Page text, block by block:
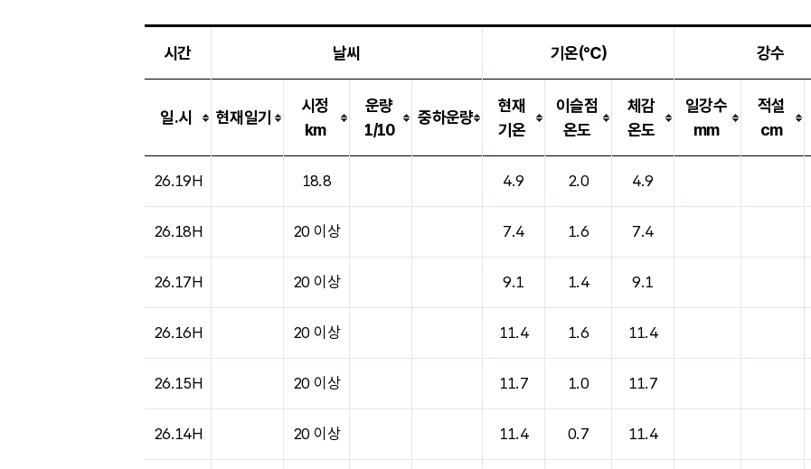
시간 날씨 기온(℃) 강수
일.시 현재일기
시정
km
운량
1/10
중하운량
현재
기온
이슬점
온도
체감
온도
일강수
mm
적설
cm
26.19H 18.8 4.9 2.0 4.9
26.18H 20 이상 7.4 1.6 7.4
26.17H 20 이상 9.1 1.4 9.1
26.16H 20 이상 11.4 1.6 11.4
26.15H 20 이상 11.7 1.0 11.7
26.14H 20 이상 11.4 0.7 11.4